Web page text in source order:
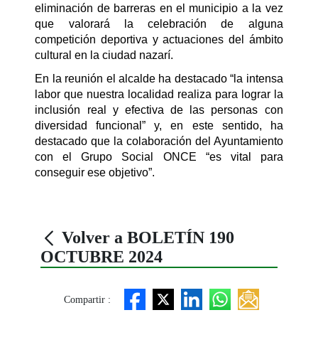
eliminación de barreras en el municipio a la vez
que valorará la celebración de alguna
competición deportiva y actuaciones del ámbito
cultural en la ciudad nazarí.
En la reunión el alcalde ha destacado “la intensa
labor que nuestra localidad realiza para lograr la
inclusión real y efectiva de las personas con
diversidad funcional” y, en este sentido, ha
destacado que la colaboración del Ayuntamiento
con el Grupo Social ONCE “es vital para
conseguir ese objetivo”.
Volver a BOLETÍN 190
OCTUBRE 2024
Compartir :